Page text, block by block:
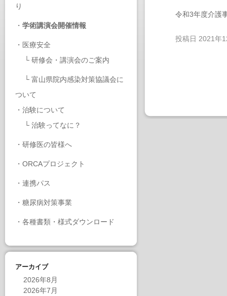
り
・ 学術講演会開催情報
・ 医療安全
└ 研修会・講演会のご案内
└ 富山県院内感染対策協議会に
ついて
・ 治験について
└ 治験ってなに？
・ 研修医の皆様へ
・ ORCAプロジェクト
・ 連携パス
・ 糖尿病対策事業
・ 各種書類・様式ダウンロード
アーカイブ
2026年8月
2026年7月
令和3年度介護
投稿日 2021年